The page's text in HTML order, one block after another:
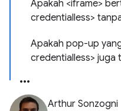
Apakah <iframe>
credentialless>
Apakah pop-up
credentialless> juga
Arthur Sonzogni